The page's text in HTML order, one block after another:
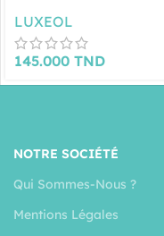
LUXEOL
145.000 TND
NOTRE SOCIÉTÉ
Qui Sommes-Nous ?
Mentions Légales